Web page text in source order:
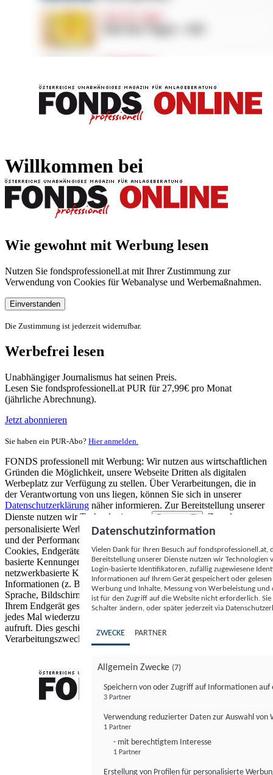
Willkommen bei
Wie gewohnt mit Werbung lesen
Nutzen Sie fondsprofessionell.at mit Ihrer Zustimmung zur
Verwendung von Cookies für Webanalyse und Werbemaßnahmen.
Einverstanden
Die Zustimmung ist jederzeit widerrufbar.
Werbefrei lesen
Unabhängiger Journalismus hat seinen Preis.
Lesen Sie fondsprofessionell.at PUR für 27,99€ pro Monat
(jährliche Abrechnung).
Jetzt abonnieren
Sie haben ein PUR-Abo? Hier anmelden.
FONDS professionell mit Werbung: Wir nutzen aus wirtschaftlichen
Gründen die Möglichkeit, unsere Webseite Dritten als digitalen
Werbeplatz zur Verfügung zu stellen. Über Verarbeitungen, die in
der Verantwortung von uns liegen, können Sie sich in unserer
Datenschutzerklärung näher informieren. Zur Bereitstellung unserer
Dienste nutzen wir Technologien von
Partnern (5)
. Zwecke:
personalisierte Werbung und Inhalte, Messung von Werbeleistung
und der Performance von Inhalten sowie Zielgruppenforschung.
Cookies, Endgeräte- oder ähnliche Online-Kennungen (z. B. login-
basierte Kennungen, zufällig generierte Kennungen,
netzwerkbasierte Kennungen) können zusammen mit anderen
Informationen (z. B. Browsertyp und Browserinformationen,
Sprache, Bildschirmgröße, unterstützte Technologien usw.) auf
Ihrem Endgerät gespeichert oder von dort ausgelesen werden, um es
jedes Mal wiederzuerkennen, wenn es eine App oder einer Webseite
aufruft. Dies geschieht für einen oder mehrere der hier aufgeführten
Verarbeitungszwecke.
Datenschutzinformation
Vielen Dank für Ihren Besuch auf
Bereitstellung unserer Dienste nutzen wir Technologien
Login-basierte Identifikatoren, zufällig zugewiesene
Informationen auf Ihrem Gerät gespeichert oder
Werbung und Inhalte, Messung von Werbeleistung
ist für den Zugriff auf die Website nicht erforderlich.
Schalter ändern, oder später jederzeit via
ZWECKE PARTNER
Allgemein Zwecke (7)
Speichern von oder Zugriff auf Informationen auf
3 Partner
Verwendung reduzierter Daten zur Auswahl von
1 Partner
- mit berechtigtem Interesse
1 Partner
Erstellung von Profilen für personalisierte
FONDS professionell